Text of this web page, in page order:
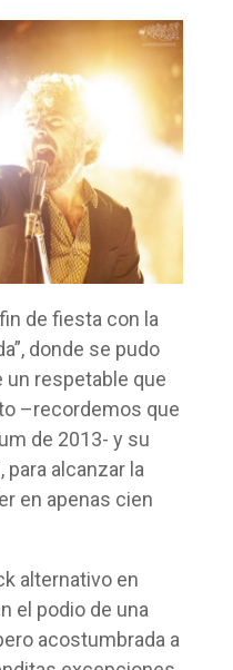
de fiesta con la
donde se pudo
un respetable que
–recordemos que
de 2013- y su
para alcanzar la
en apenas cien
alternativo en
el podio de una
acostumbrada a